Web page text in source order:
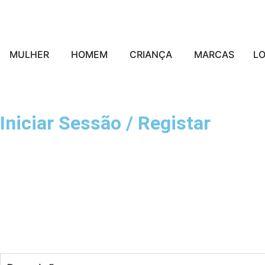
MULHER HOMEM CRIANÇA MARCAS
Iniciar Sessão / Registar